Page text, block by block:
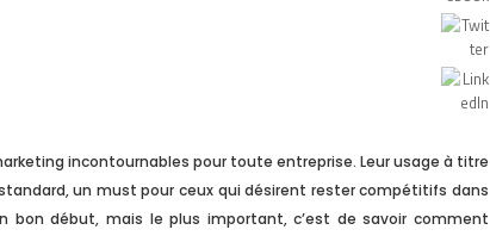
incontournables pour toute entreprise. Leur usage à titre
un must pour ceux qui désirent rester compétitifs dans
bon début, mais le plus important, c’est de savoir comment